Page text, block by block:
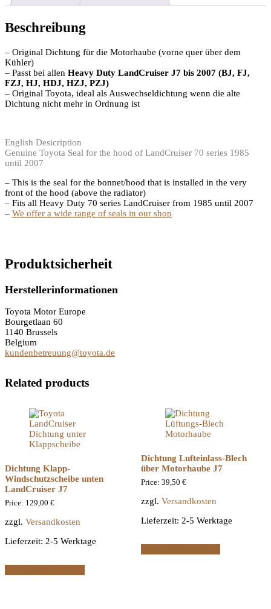
Beschreibung
– Original Dichtung für die Motorhaube (vorne quer über dem
Kühler)
– Passt bei allen Heavy Duty LandCruiser J7 bis 2007 (BJ, FJ,
FZJ, HJ, HDJ, HZJ, PZJ)
– Original Toyota, ideal als Auswechseldichtung wenn die alte
Dichtung nicht mehr in Ordnung ist
English Desicription
Genuine Toyota Seal for the hood of LandCruiser 70 series 1985
until 2007
– This is the seal for the bonnet/hood that is installed in the very
front of the hood (above the radiator)
– Fits all Heavy Duty 70 series LandCruiser from 1985 until 2007
– We offer a wide range of seals in our shop
Produktsicherheit
Herstellerinformationen
Toyota Motor Europe
Bourgetlaan 60
1140 Brussels
Belgium
kundenbetreuung@toyota.de
Related products
Dichtung Klapp-
Windschutzscheibe unten
LandCruiser J7
Price: 129,00 €
zzgl. Versandkosten
Lieferzeit: 2-5 Werktage
Dichtung Lufteinlass-Blech
über Motorhaube J7
Price: 39,50 €
zzgl. Versandkosten
Lieferzeit: 2-5 Werktage